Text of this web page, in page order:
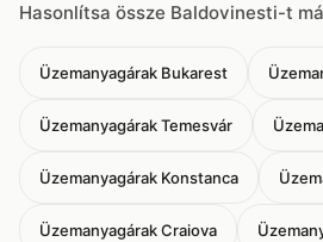
Hasonlítsa össze Baldovinesti-t
Üzemanyagárak Bukarest
Üzemanyagárak Temesvár
Üzemanyagárak Konstanca
Üzemanyagárak Craiova